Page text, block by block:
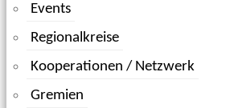
Events
Regionalkreise
Kooperationen / Netzwerk
Gremien